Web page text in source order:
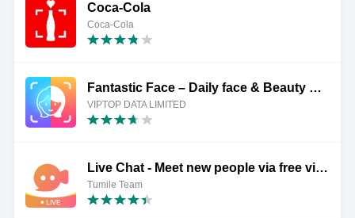
Coca-Cola
Coca-Cola
Fantastic Face – Daily face & Beauty Competition
VIPTOP DATA LIMITED
Live Chat - Meet new people via free video chat
Tumile Team